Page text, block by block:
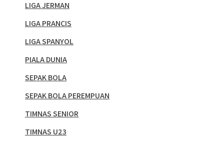
LIGA JERMAN
LIGA PRANCIS
LIGA SPANYOL
PIALA DUNIA
SEPAK BOLA
SEPAK BOLA PEREMPUAN
TIMNAS SENIOR
TIMNAS U23